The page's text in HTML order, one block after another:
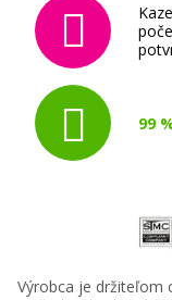
99
Výrobca je držiteľom